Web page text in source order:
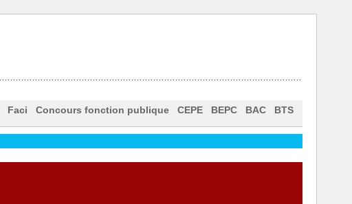
Faci Concours fonction publique CEPE BEPC BAC BTS